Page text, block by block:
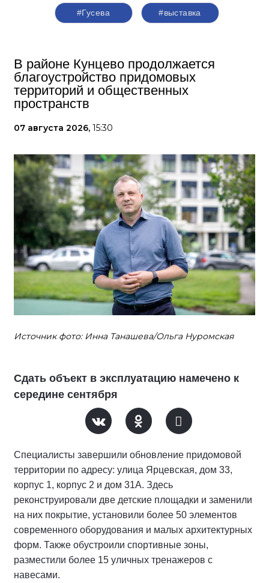
#Гусева #выставка
В районе Кунцево продолжается
благоустройство придомовых
территорий и общественных
пространств
07 августа 2026, 15:30
Источник фото: Инна Танашева/Ольга Нуромская
Сдать объект в эксплуатацию намечено к
середине сентября
Специалисты завершили обновление придомовой
территории по адресу: улица Ярцевская, дом 33,
корпус 1, корпус 2 и дом 31А. Здесь
реконструировали две детские площадки и заменили
на них покрытие, установили более 50 элементов
современного оборудования и малых архитектурных
форм. Также обустроили спортивные зоны,
разместили более 15 уличных тренажеров с
навесами.